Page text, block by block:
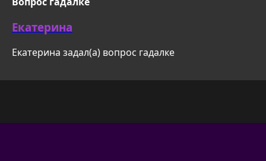
Екатерина
Екатерина задал(а) вопрос гадалке